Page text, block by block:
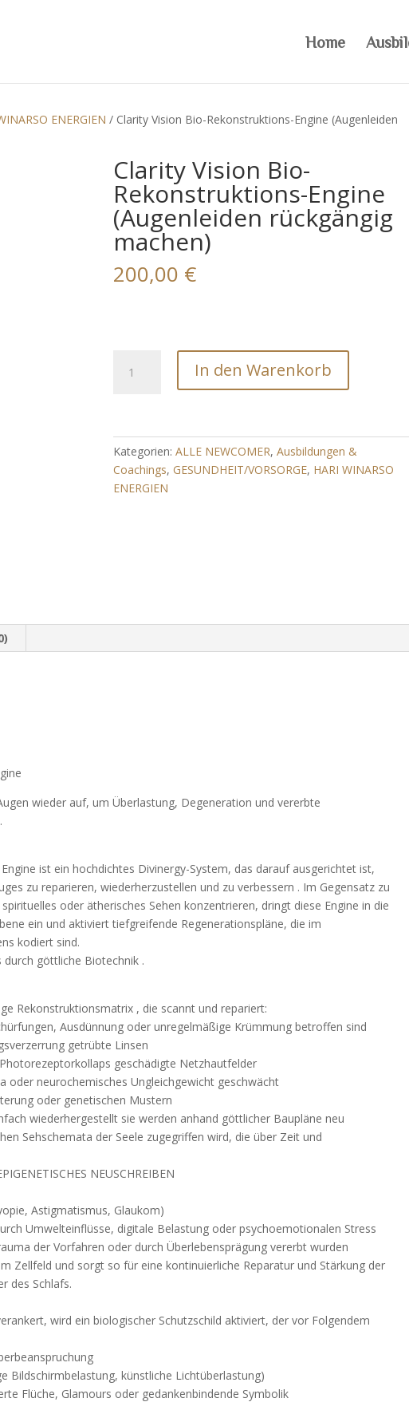
Home
ENERGIEN / Clarity Vision Bio-Rekonstruktions-Engine (Augenleiden
Clarity Vision Bio-
Rekonstruktions-Engine
(Augenleiden rückgängig
machen)
200,00 €
Vision
(Augenleiden
rückgängig
machen)
In den Warenkorb
Kategorien:ALLE NEWCOMER,Ausbildungen &
Coachings, GESUNDHEIT/VORSORGE, HARI WINARSO
ENERGIEN
wieder auf, um Überlastung, Degeneration und vererbte
ist ein hochdichtes Divinergy-System, das darauf ausgerichtet ist,
zu reparieren, wiederherzustellen und zu verbessern . Im Gegensatz zu
oder ätherisches Sehen konzentrieren, dringt diese Engine in die
ein und aktiviert tiefgreifende Regenerationspläne, die im
kodiert sind.
durch göttliche Biotechnik .
Rekonstruktionsmatrix , die scannt und repariert:
Ausdünnung oder unregelmäßige Krümmung betroffen sind
getrübte Linsen
geschädigte Netzhautfelder
oder neurochemisches Ungleichgewicht geschwächt
oder genetischen Mustern
wiederhergestellt sie werden anhand göttlicher Baupläne neu
Sehschemata der Seele zugegriffen wird, die über Zeit und
NEUSCHREIBEN
Astigmatismus, Glaukom)
Umwelteinflüsse, digitale Belastung oder psychoemotionalen Stress
der Vorfahren oder durch Überlebensprägung vererbt wurden
Zellfeld und sorgt so für eine kontinuierliche Reparatur und Stärkung der
des Schlafs.
wird ein biologischer Schutzschild aktiviert, der vor Folgendem
Bildschirmbelastung, künstliche Lichtüberlastung)
Flüche, Glamours oder gedankenbindende Symbolik